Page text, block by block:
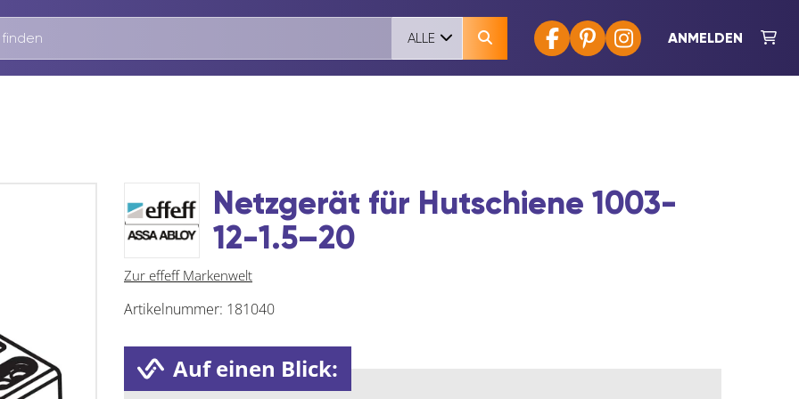
ANMELDEN
ALLE
Netzgerät für Hutschiene 1003-
12-1.5–20
Zur effeff Markenwelt
Artikelnummer: 181040
Auf einen Blick: